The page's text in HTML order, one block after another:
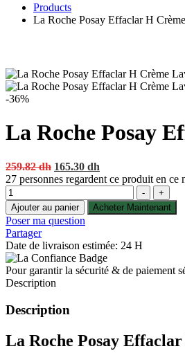
Products
La Roche Posay Effaclar H
-36%
La Roche Posay
259.82dh Original
price
259.82 dh.
165.30 dh
price
165.30 dh.
27 personnes regardent ce produit en ce
Quantité
-
+
Ajouter au panier
Acheter Maintenant
Poser ma question
Partager
Date de livraison estimée: 24 H
Pour garantir la sécurité & de paiement
Description
Description
La Roche Posay